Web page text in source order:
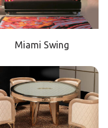
Miami Swing